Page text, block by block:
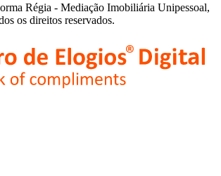
Régia - Mediação Imobiliária Unipessoal,
os direitos reservados.